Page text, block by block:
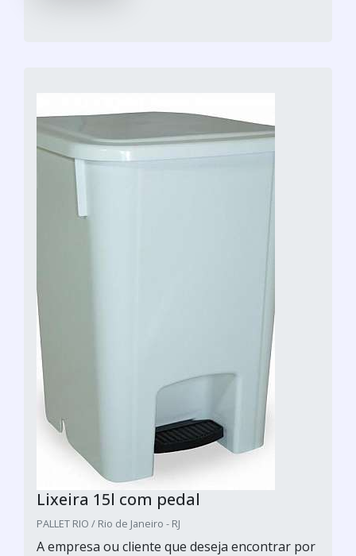
Lixeira 15l com pedal
PALLET RIO / Rio de Janeiro - RJ
A empresa ou cliente que deseja encontrar por